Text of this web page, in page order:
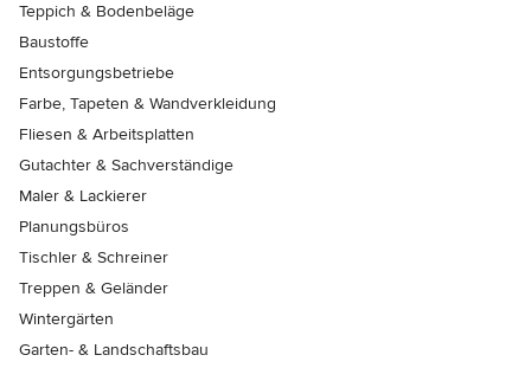
Teppich & Bodenbeläge
Baustoffe
Entsorgungsbetriebe
Farbe, Tapeten & Wandverkleidung
Fliesen & Arbeitsplatten
Gutachter & Sachverständige
Maler & Lackierer
Planungsbüros
Tischler & Schreiner
Treppen & Geländer
Wintergärten
Garten- & Landschaftsbau